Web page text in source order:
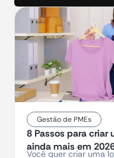
Gestão de PMEs
8 Passos para criar
ainda mais em
Você quer criar uma